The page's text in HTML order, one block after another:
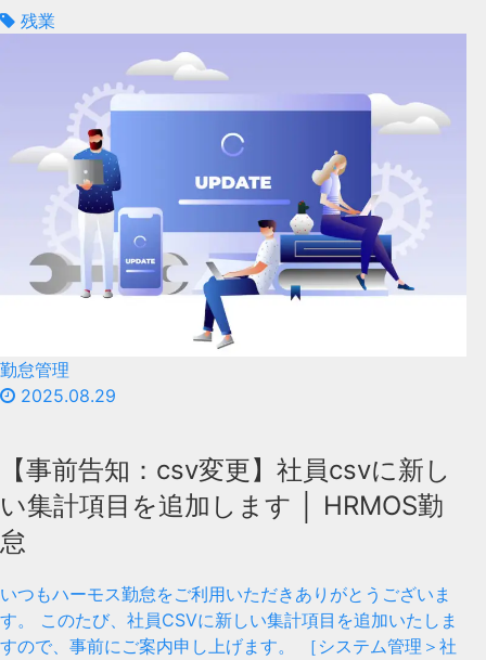
残業
勤怠管理
2025.08.29
【事前告知：csv変更】社員csvに新し
い集計項目を追加します │ HRMOS勤
怠
いつもハーモス勤怠をご利用いただきありがとうございま
す。 このたび、社員CSVに新しい集計項目を追加いたしま
すので、事前にご案内申し上げます。 ［システム管理＞社